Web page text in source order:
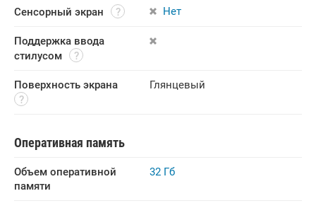
Сенсорный экран Нет
Поддержка ввода
стилусом
Поверхность экрана Глянцевый
Оперативная память
Объем оперативной
памяти
32 Гб